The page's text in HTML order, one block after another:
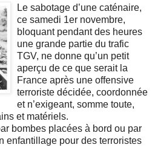
Le sabotage d’une caténaire,
ce samedi 1er novembre,
bloquant pendant des heures
une grande partie du trafic
TGV, ne donne qu’un petit
aperçu de ce que serait la
France après une offensive
terroriste décidée, coordonnée
et n’exigeant, somme toute,
et matériels.
bombes placées à bord ou par
enfantillage pour des terroristes